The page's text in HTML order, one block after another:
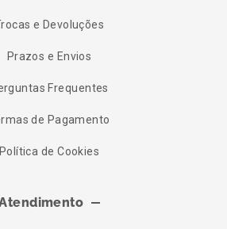
e Devoluções
Prazos e Envios
Frequentes
de Pagamento
Política de Cookies